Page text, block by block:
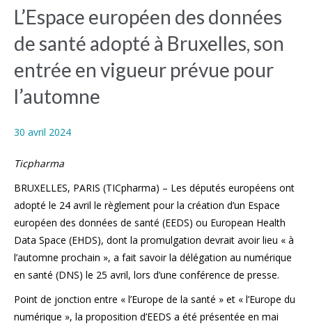
L’Espace européen des données
de santé adopté à Bruxelles, son
entrée en vigueur prévue pour
l’automne
30 avril 2024
Ticpharma
BRUXELLES, PARIS (TICpharma) – Les députés européens ont
adopté le 24 avril le règlement pour la création d’un Espace
européen des données de santé (EEDS) ou European Health
Data Space (EHDS), dont la promulgation devrait avoir lieu « à
l’automne prochain », a fait savoir la délégation au numérique
en santé (DNS) le 25 avril, lors d’une conférence de presse.
Point de jonction entre « l’Europe de la santé » et « l’Europe du
numérique », la proposition d’EEDS a été présentée en mai